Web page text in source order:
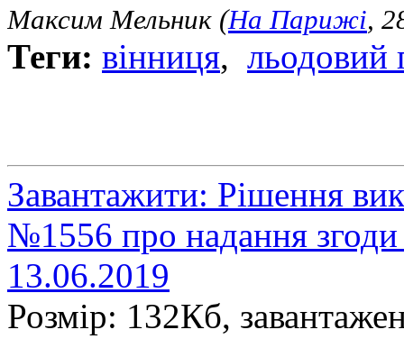
Максим Мельник (На Парижі,
Теги: вінниця, льодовий
Завантажити: Рішення
№1556 про надання
13.06.2019
Розмір: 132Кб,